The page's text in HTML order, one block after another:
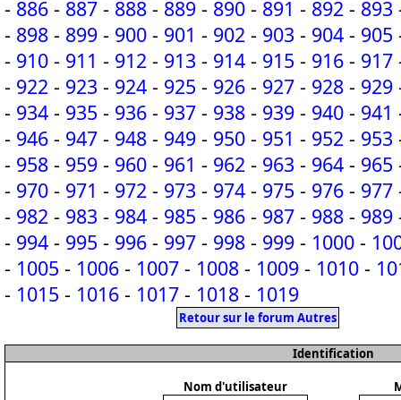
- 886 - 887 - 888 - 889 - 890 - 891 - 892 - 893
- 898 - 899 - 900 - 901 - 902 - 903 - 904 - 905
- 910 - 911 - 912 - 913 - 914 - 915 - 916 - 917
- 922 - 923 - 924 - 925 - 926 - 927 - 928 - 929
- 934 - 935 - 936 - 937 - 938 - 939 - 940 - 941
- 946 - 947 - 948 - 949 - 950 - 951 - 952 - 953
- 958 - 959 - 960 - 961 - 962 - 963 - 964 - 965
- 970 - 971 - 972 - 973 - 974 - 975 - 976 - 977
- 982 - 983 - 984 - 985 - 986 - 987 - 988 - 989
- 994 - 995 - 996 - 997 - 998 - 999 - 1000 -
- 1005 - 1006 - 1007 - 1008 - 1009 - 1010 -
- 1015 - 1016 - 1017 - 1018 - 1019
Retour sur le forum Autres
Identification
Nom d'utilisateur